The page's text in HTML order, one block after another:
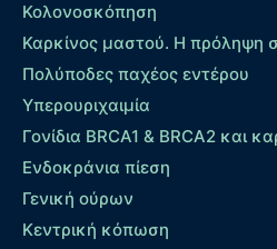
Κολονοσκόπηση
Καρκίνος μαστού. Η πρόληψη
Πολύποδες παχέος εντέρου
Yπερουριχαιμία
Γονίδια BRCA1 & BRCA2 και
Ενδοκράνια πίεση
Γενική ούρων
Κεντρική κόπωση